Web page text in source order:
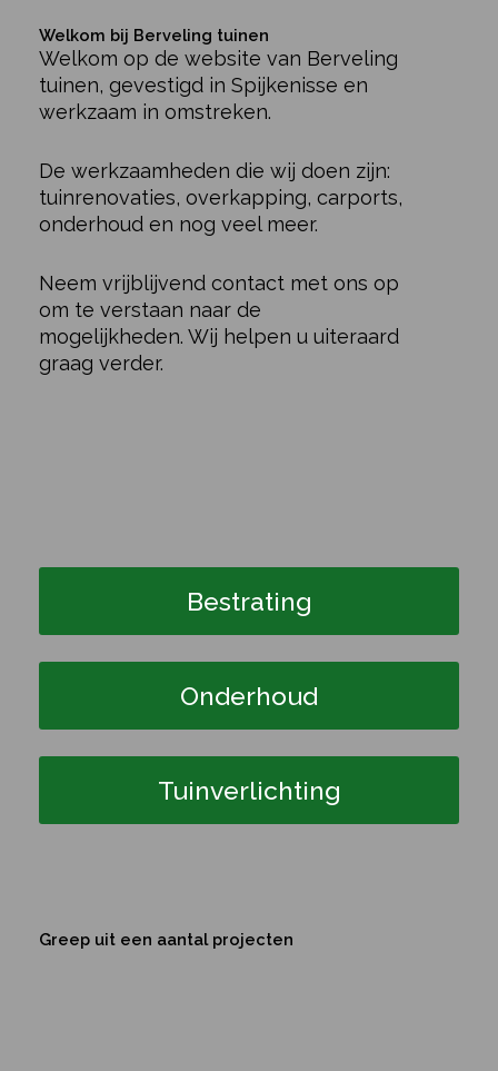
Welkom bij Berveling tuinen
Welkom op de website van Berveling
tuinen, gevestigd in Spijkenisse en
werkzaam in omstreken.
De werkzaamheden die wij doen zijn:
tuinrenovaties, overkapping, carports,
onderhoud en nog veel meer.
Neem vrijblijvend contact met ons op
om te verstaan naar de
mogelijkheden. Wij helpen u uiteraard
graag verder.
Bestrating
Onderhoud
Tuinverlichting
Greep uit een aantal projecten